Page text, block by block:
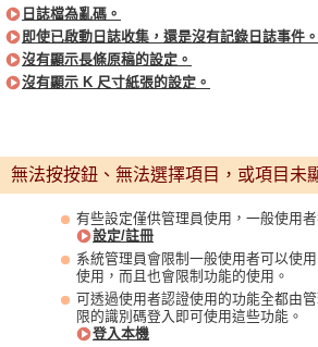
日誌檔為亂碼。
即使已啟動日誌收集，還是沒有記錄日誌事件。
沒有顯示長條原稿的設定。
沒有顯示 K 尺寸紙張的設定。
無法按按鈕、無法選擇項目，或項目未
有些設定僅供管理員使用，一般使用
設定/註冊
系統管理員會限制一般使用者可以使
使用，而且也會限制功能的使用。
可透過使用者認證使用的功能全都由
限的識別碼登入即可使用這些功能。
登入本機